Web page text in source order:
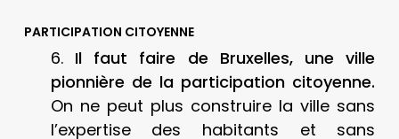
PARTICIPATION CITOYENNE
6. Il faut faire de Bruxelles, une ville
pionnière de la participation citoyenne.
On ne peut plus construire la ville sans
l’expertise des habitants et sans